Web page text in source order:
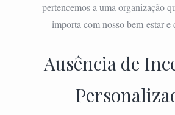
pertencemos a uma organização
importa com nosso bem-estar e
Ausência de